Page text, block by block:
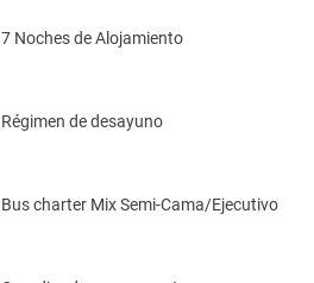
7 Noches de Alojamiento
Régimen de desayuno
Bus charter Mix Semi-Cama/Ejecutivo